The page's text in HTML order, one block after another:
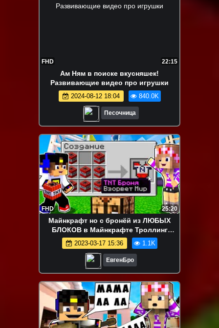
FHD 22:15
Ам Ням в поиске вкусняшек!
Развивающие видео про игрушки
2024-08-12 18:04 840.0K
Песочница
FHD 25:20
Майнкрафт но с бронёй из ЛЮБЫХ
БЛОКОВ в Майнкрафте Троллинг
Ловушка Minecraft
2023-03-17 15:36 1.1K
ЕвгенБро